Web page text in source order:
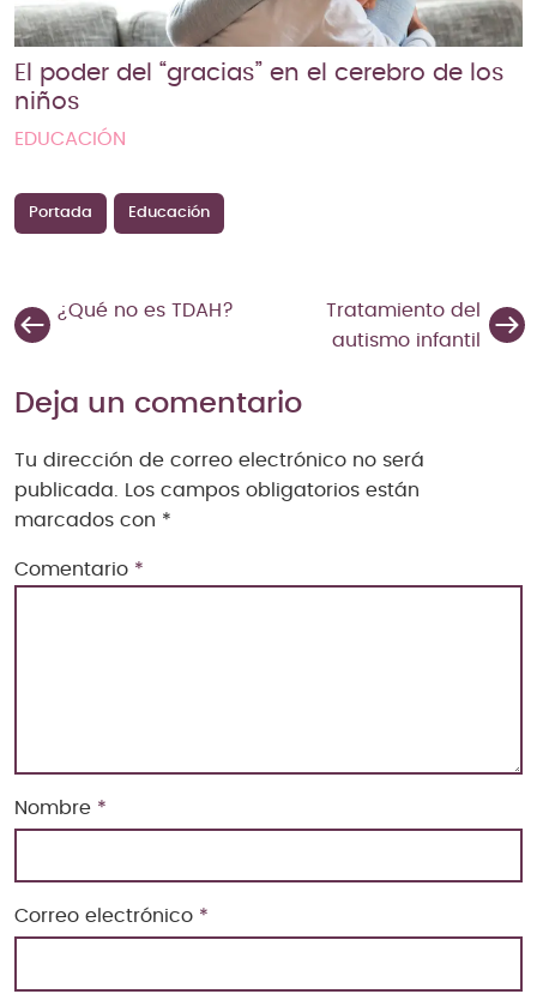
El poder del “gracias” en el cerebro de los
niños
EDUCACIÓN
Portada Educación
¿Qué no es TDAH?
Tratamiento del
autismo infantil
Deja un comentario
Tu dirección de correo electrónico no será
publicada. Los campos obligatorios están
marcados con *
Comentario *
Nombre *
Correo electrónico *